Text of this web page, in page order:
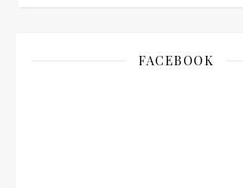
FACEBOOK